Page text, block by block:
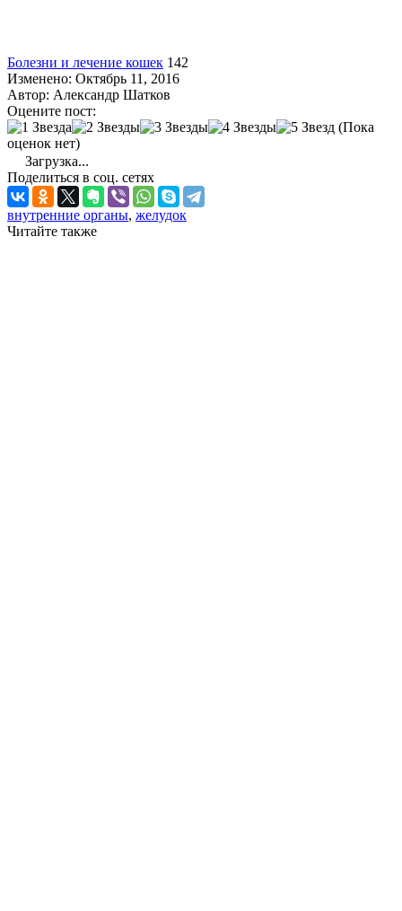
Болезни и лечение кошек 142
Изменено: Октябрь 11, 2016
Автор: Александр Шатков
Оцените пост:
(Пока
оценок нет)
Загрузка...
Поделиться в соц. сетях
внутренние органы, желудок
Читайте также